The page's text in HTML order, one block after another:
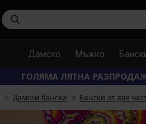
Дамско Мъжко
ГОЛЯМА ЛЯТНА
Дамски бански Бански от две